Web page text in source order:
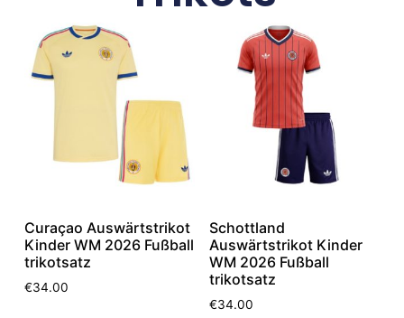
Curaçao Auswärtstrikot
Kinder WM 2026 Fußball
trikotsatz
€34.00
Schottland
Auswärtstrikot Kinder
WM 2026 Fußball
trikotsatz
€34.00